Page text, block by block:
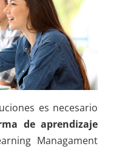
es necesario
de aprendizaje
Managament